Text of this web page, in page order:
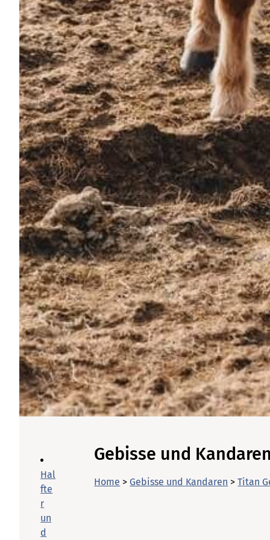
Hal
fte
r
un
d
Gebisse und Kandaren
Home > Gebisse und Kandaren >Titan